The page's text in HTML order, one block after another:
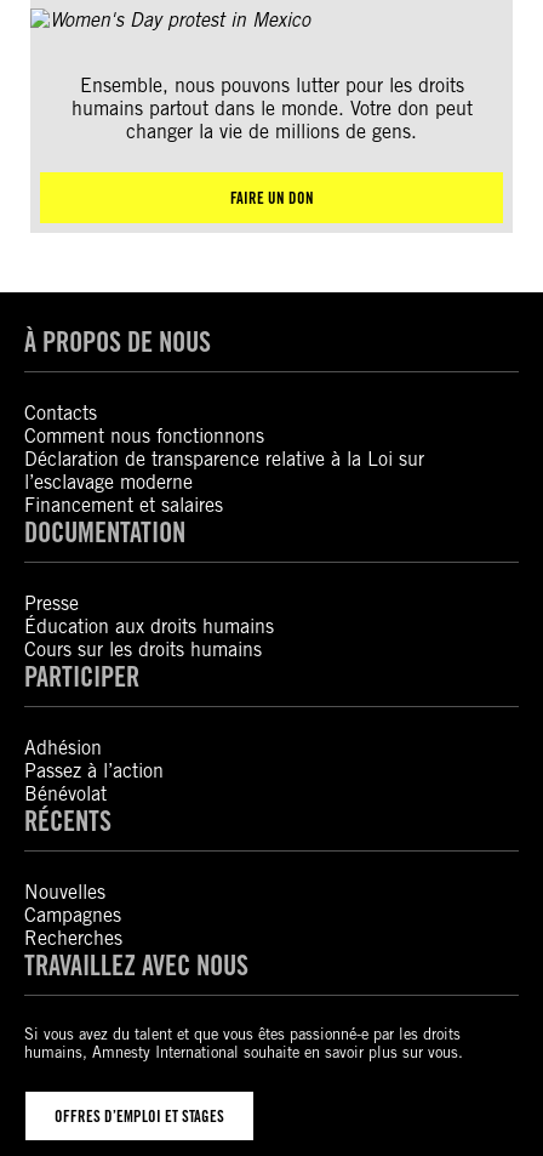
Ensemble, nous pouvons lutter pour les droits
humains partout dans le monde. Votre don peut
changer la vie de millions de gens.
FAIRE UN DON
À PROPOS DE NOUS
Contacts
Comment nous fonctionnons
Déclaration de transparence relative à la Loi sur
l’esclavage moderne
Financement et salaires
DOCUMENTATION
Presse
Éducation aux droits humains
Cours sur les droits humains
PARTICIPER
Adhésion
Passez à l’action
Bénévolat
RÉCENTS
Nouvelles
Campagnes
Recherches
TRAVAILLEZ AVEC NOUS
Si vous avez du talent et que vous êtes passionné-e par les droits
humains, Amnesty International souhaite en savoir plus sur vous.
OFFRES D’EMPLOI ET STAGES